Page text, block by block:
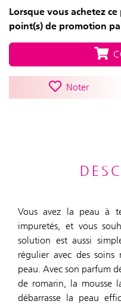
Lorsque vous achetez
point(s) de promotion
Noter
Vous avez la peau à
impuretés, et vous
solution est aussi
régulier avec des
peau. Avec son parfum
de romarin, la mousse
débarrasse la peau